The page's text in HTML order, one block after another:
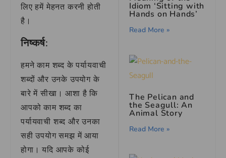
लिए हमें मेहनत करनी होती
है।
निष्कर्ष:
हमने काम शब्द के पर्यायवाची
शब्दों और उनके उपयोग के
बारे में सीखा। आशा है कि
आपको काम शब्द का
पर्यायवाची शब्द और उनका
सही उपयोग समझ में आया
होगा। यदि आपके कोई
Idiom ‘Sitting with
Hands on Hands’
Read More »
The Pelican and
the Seagull: An
Animal Story
Read More »